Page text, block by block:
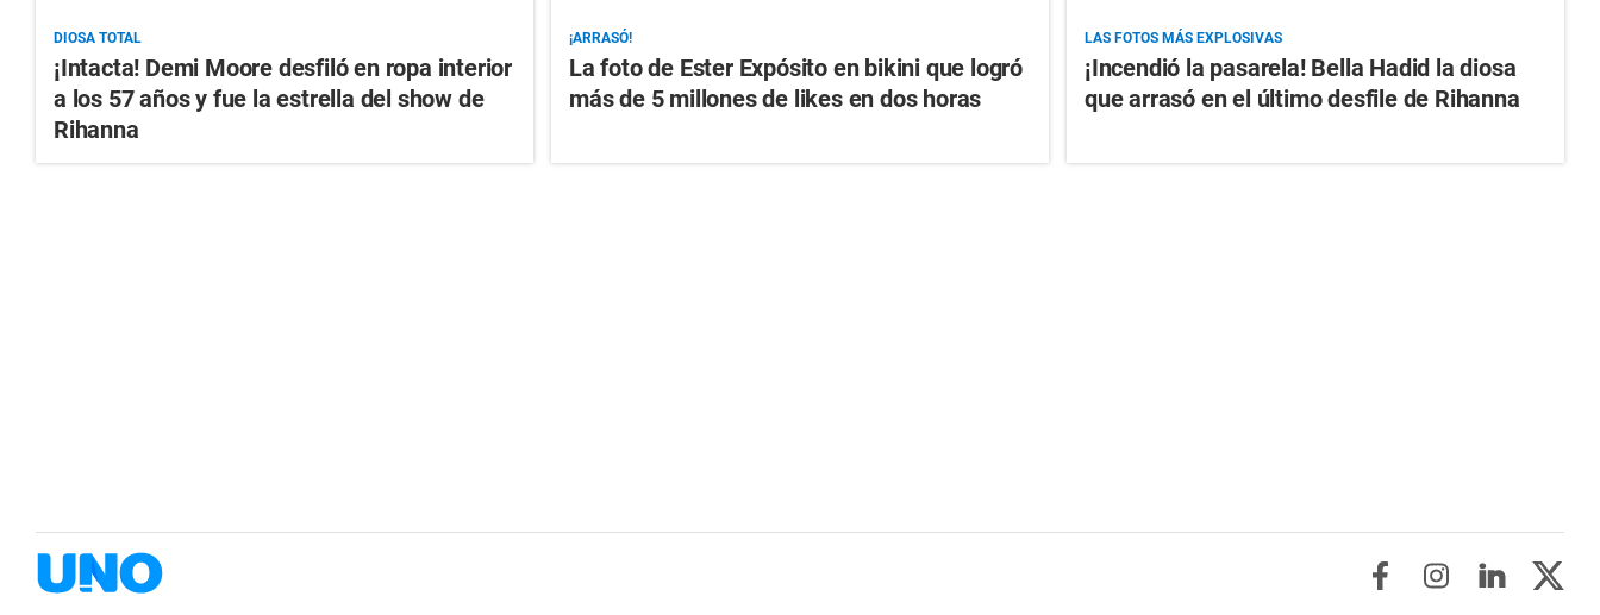
DIOSA TOTAL
¡Intacta! Demi Moore desfiló en ropa interior
a los 57 años y fue la estrella del show de
Rihanna
¡ARRASÓ!
La foto de Ester Expósito en bikini que logró
más de 5 millones de likes en dos horas
LAS FOTOS MÁS EXPLOSIVAS
¡Incendió la pasarela! Bella Hadid la diosa
que arrasó en el último desfile de Rihanna